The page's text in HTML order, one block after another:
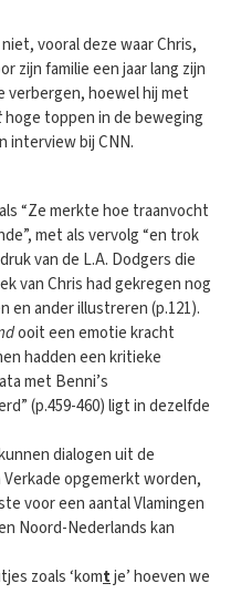
vooral deze waar Chris,
zijn familie een jaar lang zijn
verbergen, hoewel hij met
hoge toppen in de beweging
interview bij CNN.
“Ze merkte hoe traanvocht
met als vervolg “en trok
van de L.A. Dodgers die
van Chris had gekregen nog
en ander illustreren (p.121).
ooit een emotie kracht
hadden een kritieke
met Benni’s
(p.459-460) ligt in dezelfde
dialogen uit de
opgemerkt worden,
voor een aantal Vlamingen
Noord-Nederlands kan
zoals ‘komtje’ hoeven we